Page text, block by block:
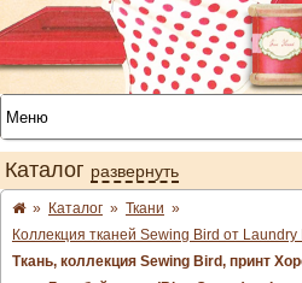
Каталог развернуть
» Каталог » Ткани »
Коллекция тканей Sewing Bird от Laundry
Ткань, коллекция Sewing Bird, принт